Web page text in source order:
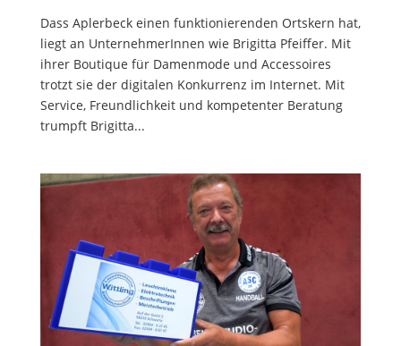
Dass Aplerbeck einen funktionierenden Ortskern hat,
liegt an UnternehmerInnen wie Brigitta Pfeiffer. Mit
ihrer Boutique für Damenmode und Accessoires
trotzt sie der digitalen Konkurrenz im Internet. Mit
Service, Freundlichkeit und kompetenter Beratung
trumpft Brigitta...